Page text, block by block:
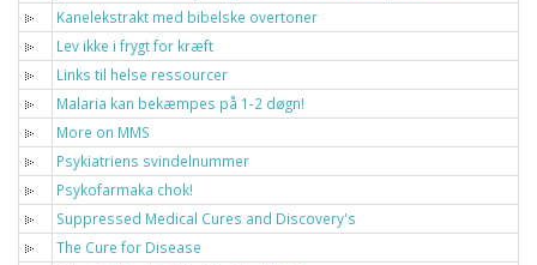
Kanelekstrakt med bibelske overtoner
Lev ikke i frygt for kræft
Links til helse ressourcer
Malaria kan bekæmpes på 1-2 døgn!
More on MMS
Psykiatriens svindelnummer
Psykofarmaka chok!
Suppressed Medical Cures and Discovery's
The Cure for Disease